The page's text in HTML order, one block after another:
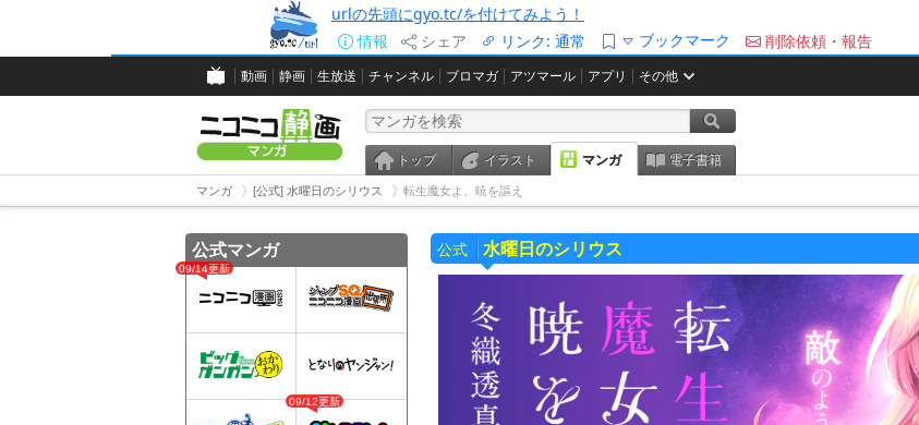
urlの先頭にgyo.tc/を付けてみよう！
情報
シェア リンク: 通常 ブックマーク 削除依頼・報告